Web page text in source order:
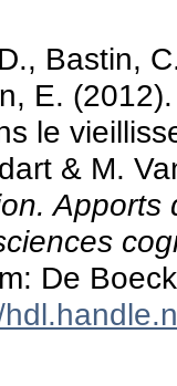
Bastin,
E.
le
& M.
Apports
De